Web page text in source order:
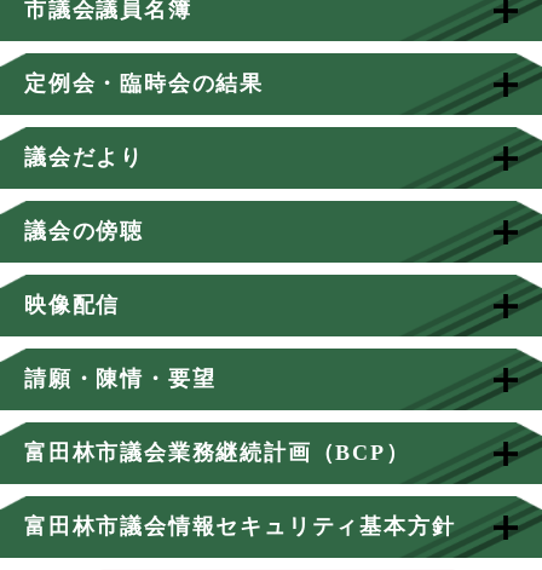
市議会議員名簿
定例会・臨時会の結果
議会だより
議会の傍聴
映像配信
請願・陳情・要望
富田林市議会業務継続計画（BCP）
富田林市議会情報セキュリティ基本方針